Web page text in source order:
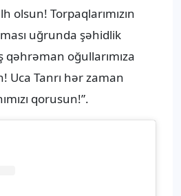
olsun! Torpaqlarımızın
uğrunda şəhidlik
oğullarımıza
Uca Tanrı hər zaman
qorusun!”.